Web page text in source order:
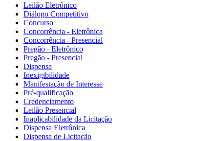
Leilão Eletrônico
Diálogo Competitivo
Concurso
Concorrência - Eletrônica
Concorrência - Presencial
Pregão - Eletrônico
Pregão - Presencial
Dispensa
Inexigibilidade
Manifestação de Interesse
Pré-qualificação
Credenciamento
Leilão Presencial
Inaplicabilidade da Licitação
Dispensa Eletrônica
Dispensa de Licitação